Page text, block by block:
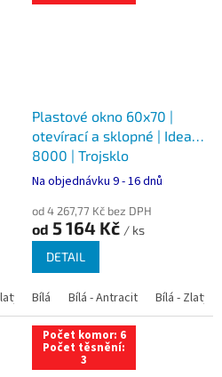
dub Bílá - Tmavý dub Bílá -
Plastové okno 60x70 |
otevírací a sklopné | Ideal
8000 | Trojsklo
Na objednávku 9 - 16 dnů
od 4 267,77 Kč bez DPH
od 5 164 Kč / ks
DETAIL
Bílá Bílá - Antracit Bílá - Zlatý
Počet komor: 6
Počet těsnění:
3